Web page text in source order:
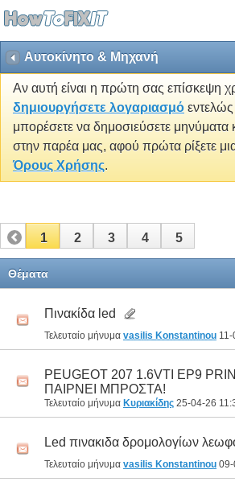
Αυτοκίνητο & Μηχανή
Αν αυτή είναι η πρώτη σας επίσκεψη
δημιουργήσετε λογαριασμό
μπορέσετε να δημοσιεύσετε μηνύματα
στην παρέα μας, αφού πρώτα ρίξετε
Όρους Χρήσης.
1 2 3 4 5
Θέματα
Πινακίδα led
Τελευταίο μήνυμα vasilis Konstantinou
PEUGEOT 207 1.6VTI EP9
ΠΑΙΡΝΕΙ ΜΠΡΟΣΤΑ!
Τελευταίο μήνυμα Κυριακίδης 25-04-26
Led πινακιδα δρομολογίων
Τελευταίο μήνυμα vasilis Konstantinou 09-